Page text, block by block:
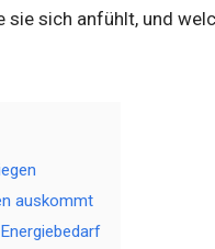
sich anfühlt, und
auskommt